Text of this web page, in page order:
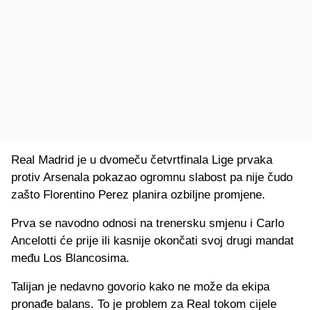
Real Madrid je u dvomeču četvrtfinala Lige prvaka
protiv Arsenala pokazao ogromnu slabost pa nije čudo
zašto Florentino Perez planira ozbiljne promjene.
Prva se navodno odnosi na trenersku smjenu i Carlo
Ancelotti će prije ili kasnije okončati svoj drugi mandat
među Los Blancosima.
Talijan je nedavno govorio kako ne može da ekipa
pronađe balans. To je problem za Real tokom cijele